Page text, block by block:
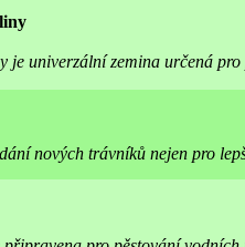
je univerzální zemina určená pro
nových trávníků nejen pro